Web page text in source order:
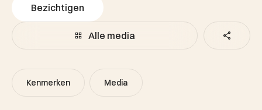
Bezichtigen
Alle media
Kenmerken Media